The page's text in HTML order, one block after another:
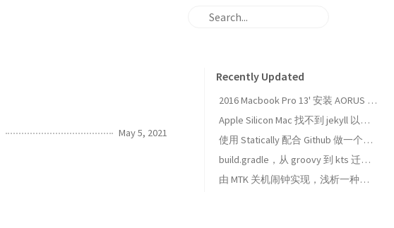
May 5, 2021
Recently Updated
2016 Macbook Pro 13' 安装 AORUS GTX1080 8G Gaming Box 完整教程
Apple Silicon Mac 找不到 jekyll 以及 webrick 错误的解决方案
使用 Statically 配合 Github 做一个带 CDN 的图床
build.gradle，从 groovy 到 kts 迁移指南
由 MTK 关机闹钟实现，浅析一种低侵入式修改 framework 方案